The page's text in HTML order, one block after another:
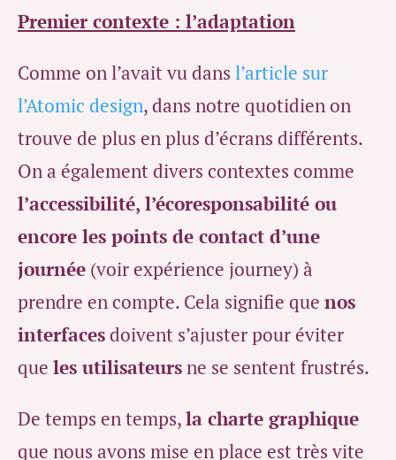
Premier contexte : l’adaptation
Comme on l’avait vu dans l’article sur
l’Atomic design, dans notre quotidien on
trouve de plus en plus d’écrans différents.
On a également divers contextes comme
l’accessibilité, l’écoresponsabilité ou
encore les points de contact d’une
journée (voir expérience journey) à
prendre en compte. Cela signifie que nos
interfacesdoivent s’ajuster pour éviter
que les utilisateursne se sentent frustrés.
De temps en temps,la charte graphique
que nous avons mise en place est très vite